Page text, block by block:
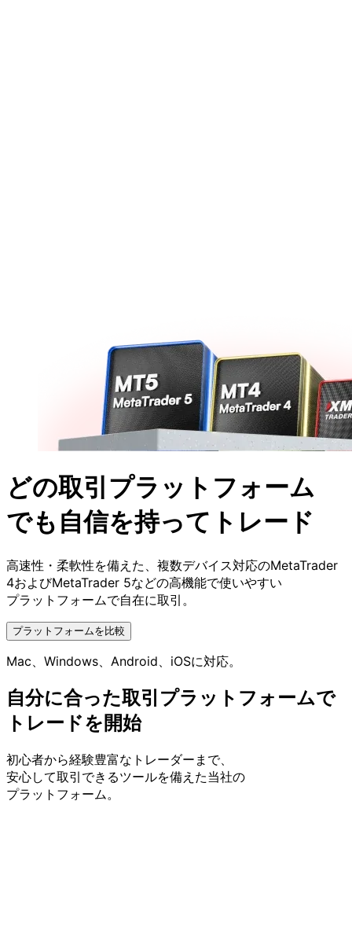
どの取引プラットフォーム
でも 自信を持ってトレード
高速性・ 柔軟性を備えた、 複数デバイス対応のMetaTrader
4およびMetaTrader 5などの高機能で使いやすい
プラットフォームで自在に取引。
プラットフォームを比較
Mac、 Windows、 Android、 iOSに対応。
自分に合った取引 プラット フォームで
トレードを 開始
初心者から経験豊富な トレーダーまで、
安心して取引できるツールを備えた当社の
プラットフォーム。